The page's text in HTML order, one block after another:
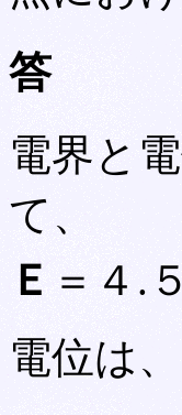
答
電界と
て、
Ｅ＝４.
電位は